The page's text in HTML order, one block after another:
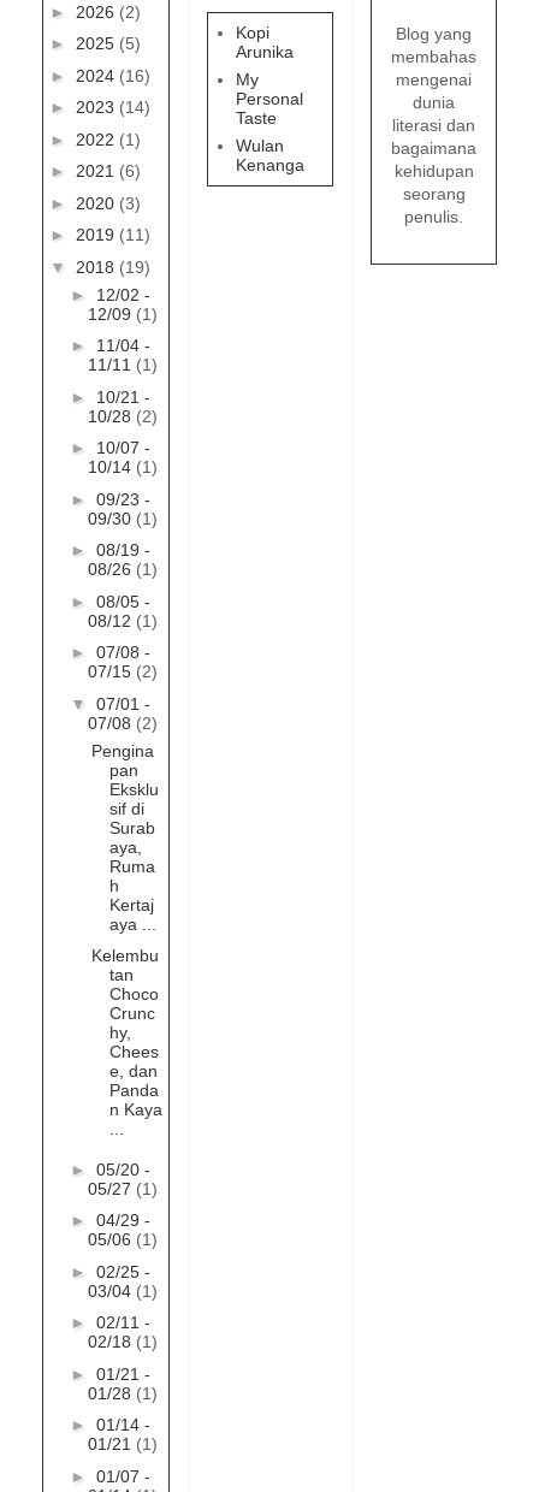
► 2026 (2)
► 2025 (5)
► 2024 (16)
► 2023 (14)
► 2022 (1)
► 2021 (6)
► 2020 (3)
► 2019 (11)
▼ 2018 (19)
► 12/02 -
12/09 (1)
► 11/04 -
11/11 (1)
► 10/21 -
10/28 (2)
► 10/07 -
10/14 (1)
► 09/23 -
09/30 (1)
► 08/19 -
08/26 (1)
► 08/05 -
08/12 (1)
► 07/08 -
07/15 (2)
▼ 07/01 -
07/08 (2)
Pengina
pan
Eksklu
sif di
Surab
aya,
Ruma
h
Kertaj
aya ...
Kelembu
tan
Choco
Crunc
hy,
Chees
e, dan
Panda
n Kaya
...
► 05/20 -
05/27 (1)
► 04/29 -
05/06 (1)
► 02/25 -
03/04 (1)
► 02/11 -
02/18 (1)
► 01/21 -
01/28 (1)
► 01/14 -
01/21 (1)
► 01/07 -
Kopi
Arunika
My
Personal
Taste
Wulan
Kenanga
Blog yang
membahas
mengenai
dunia
literasi dan
bagaimana
kehidupan
seorang
penulis.